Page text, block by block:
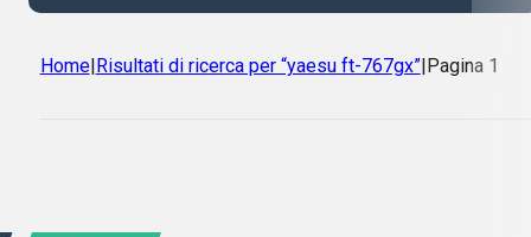
Home| Risultati di ricerca per “yaesu ft-767gx”| Pagina 1